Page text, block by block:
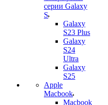
серии Galaxy
S
Galaxy
S23 Plus
Galaxy
S24
Ultra
Galaxy
S25
Apple
Macbook
Macbook